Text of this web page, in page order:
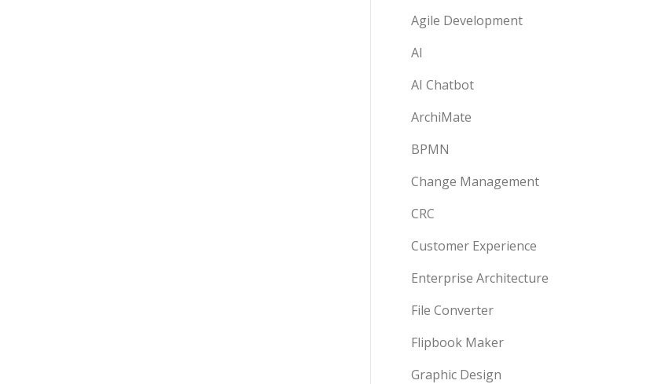
Agile Development
AI
AI Chatbot
ArchiMate
BPMN
Change Management
CRC
Customer Experience
Enterprise Architecture
File Converter
Flipbook Maker
Graphic Design